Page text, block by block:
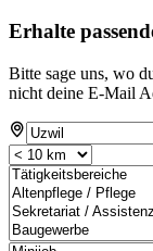
Erhalte
Bitte sage uns, wo
nicht deine E-Mail